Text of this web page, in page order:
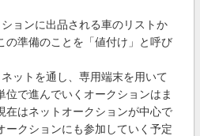
ションに出品される車のリストか
準備のことを「値付け」と呼び
ットを通し、専用端末を用いて
位で進んでいくオークションはま
在はネットオークションが中心で
ークションにも参加していく予定